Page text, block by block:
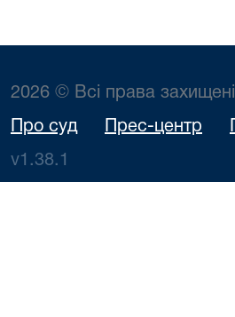
2026 © Всі права захищені
Про суд Прес-центр
v1.38.1